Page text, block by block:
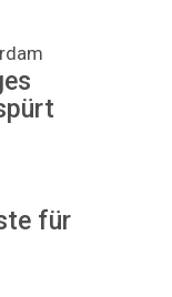
für